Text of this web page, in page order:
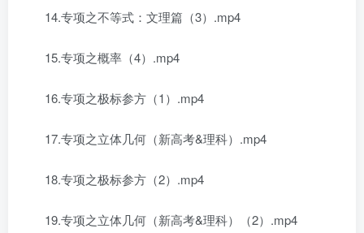
14.专项之不等式：文理篇（3）.mp4
15.专项之概率（4）.mp4
16.专项之极标参方（1）.mp4
17.专项之立体几何（新高考&理科）.mp4
18.专项之极标参方（2）.mp4
19.专项之立体几何（新高考&理科）（2）.mp4